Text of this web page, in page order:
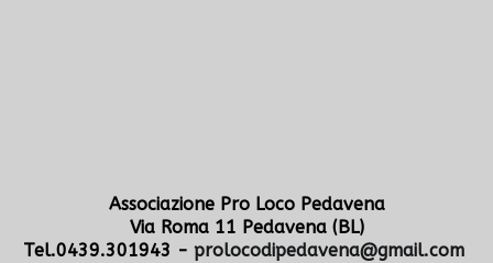
Associazione Pro Loco Pedavena
Via Roma 11 Pedavena (BL)
Tel.0439.301943 - prolocodipedavena@gmail.com